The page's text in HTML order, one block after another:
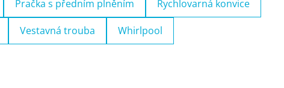
Pračka s předním plněním Rychlovarná konvice
Vestavná trouba Whirlpool